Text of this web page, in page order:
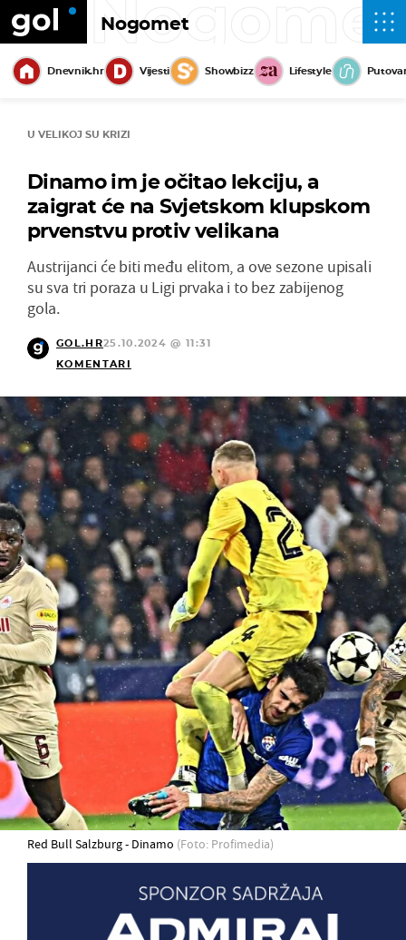
Nogomet
Dnevnik.hr Vijesti Showbizz Lifestyle
U VELIKOJ SU KRIZI
Dinamo im je očitao lekciju, a
zaigrat će na Svjetskom klupskom
prvenstvu protiv velikana
Austrijanci će biti među elitom, a ove sezone upisali
su sva tri poraza u Ligi prvaka i to bez zabijenog
gola.
GOL.HR25.10.2024 @ 11:31
KOMENTARI
Red Bull Salzburg - Dinamo (Foto: Profimedia)